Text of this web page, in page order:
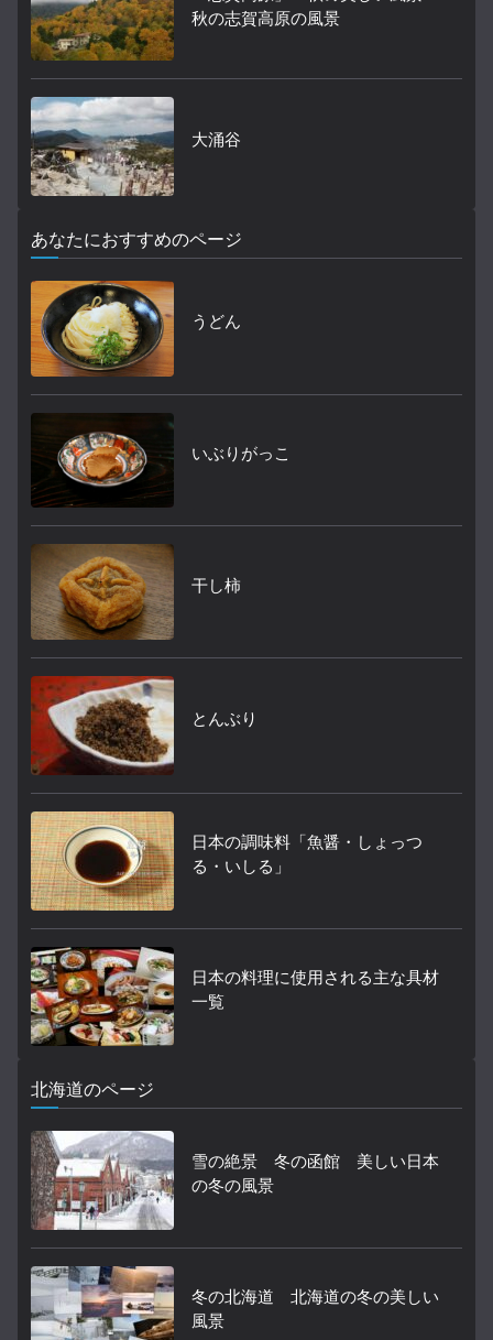
秋の志賀高原の風景
大涌谷
あなたにおすすめのページ
うどん
いぶりがっこ
干し柿
とんぶり
日本の調味料「魚醤・しょっつ
る・いしる」
日本の料理に使用される主な具材
一覧
北海道のページ
雪の絶景 冬の函館 美しい日本
の冬の風景
冬の北海道 北海道の冬の美しい
風景